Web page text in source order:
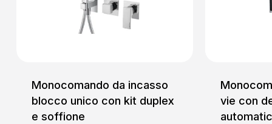
Monocomando da incasso
blocco unico con kit duplex
e soffione
vie con